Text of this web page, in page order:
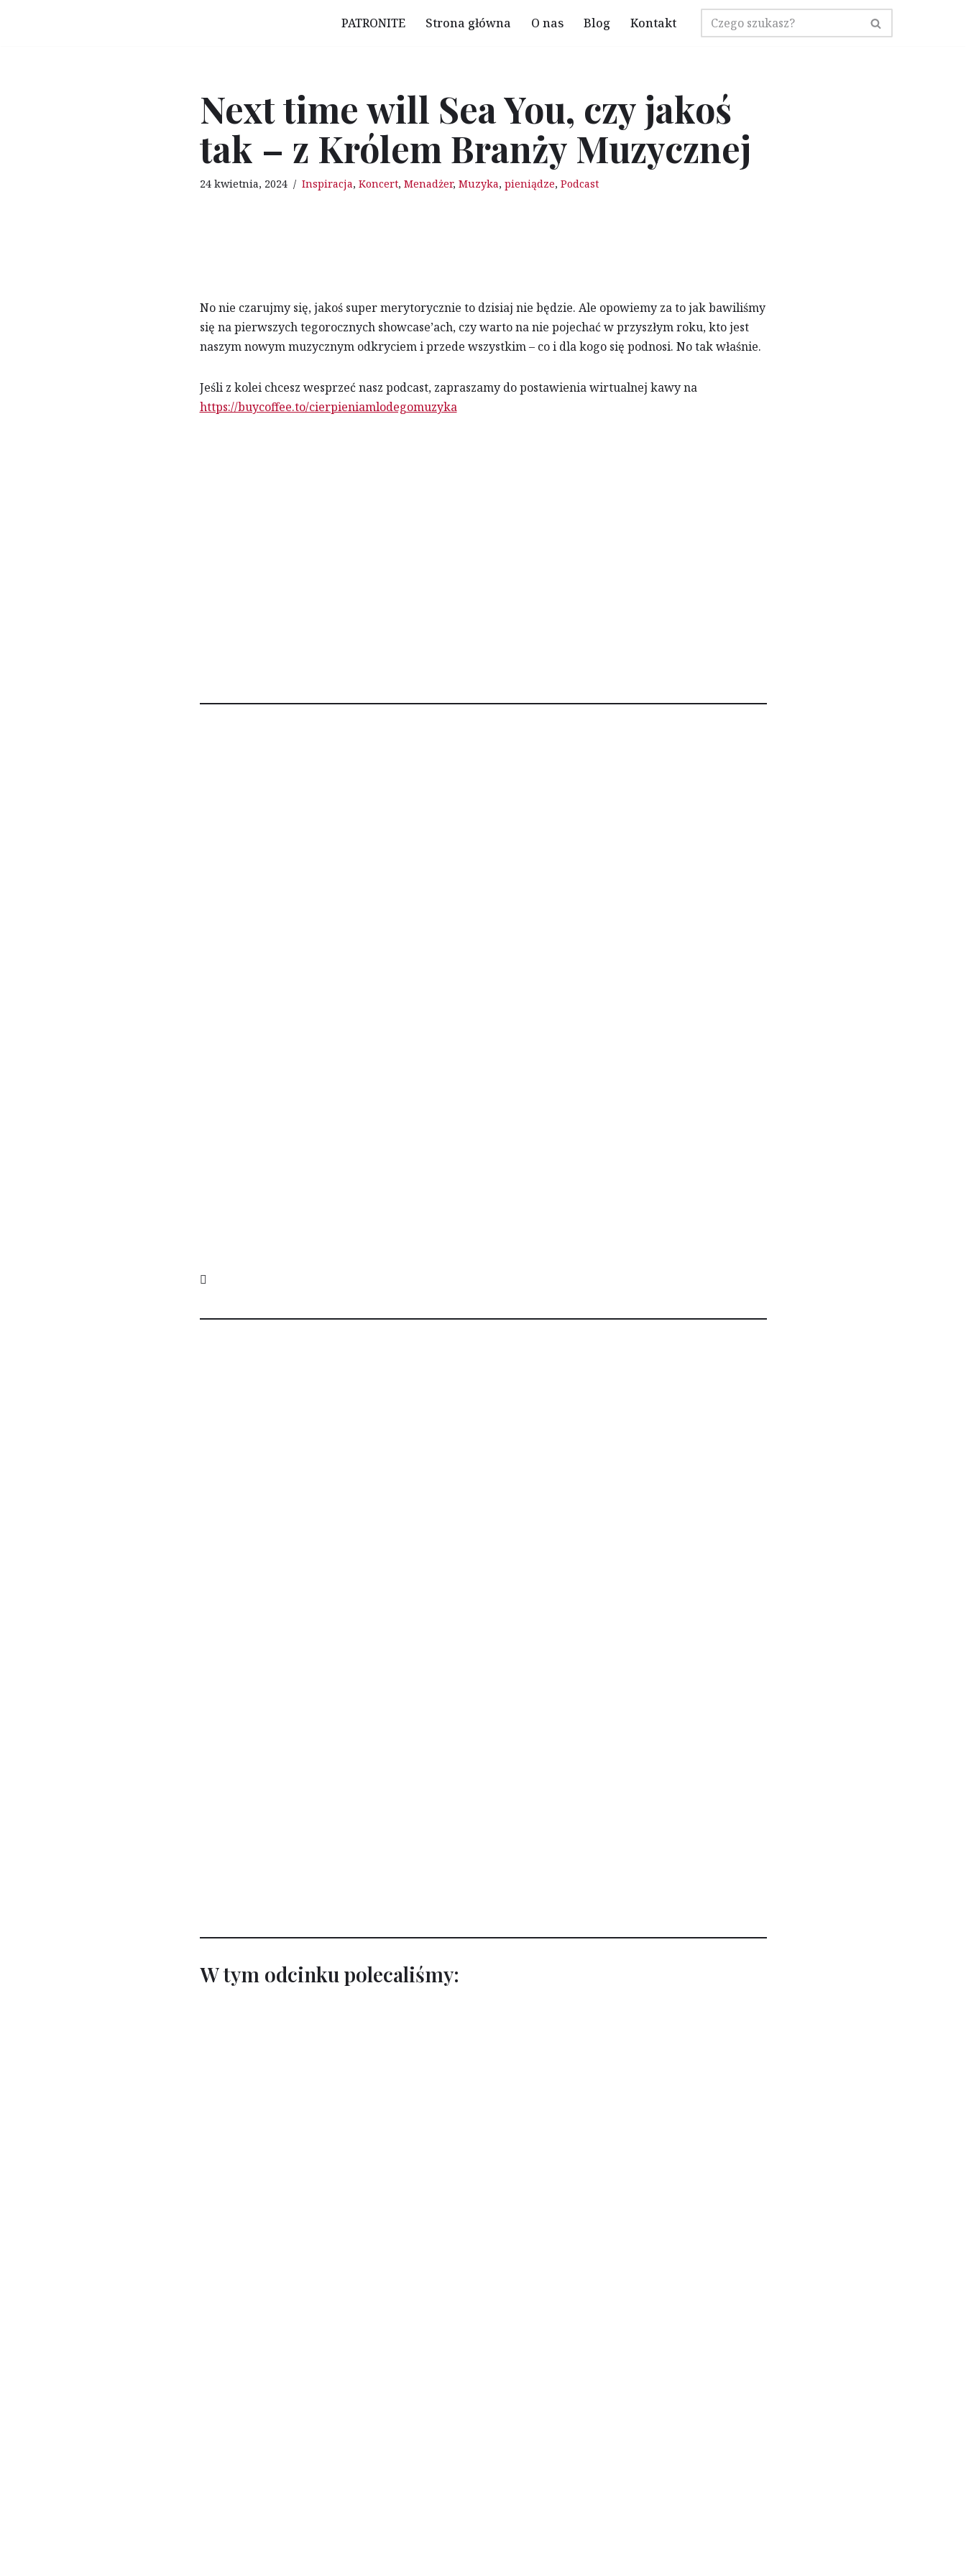
PATRONITE Strona główna O nas Blog Kontakt
Next time will Sea You, czy jakoś
tak – z Królem Branży Muzycznej
24 kwietnia, 2024 Inspiracja, Koncert, Menadżer, Muzyka, pieniądze, Podcast
No nie czarujmy się, jakoś super merytorycznie to dzisiaj nie będzie. Ale opowiemy za to jak bawiliśmy
się na pierwszych tegorocznych showcase’ach, czy warto na nie pojechać w przyszłym roku, kto jest
naszym nowym muzycznym odkryciem i przede wszystkim – co i dla kogo się podnosi. No tak właśnie.
Jeśli z kolei chcesz wesprzeć nasz podcast, zapraszamy do postawienia wirtualnej kawy na
https://buycoffee.to/cierpieniamlodegomuzyka
W tym odcinku polecaliśmy: